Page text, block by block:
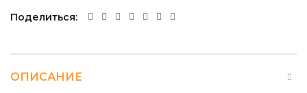
Поделиться
ОПИСАНИЕ